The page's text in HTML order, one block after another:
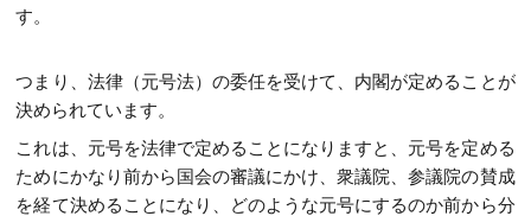
す。
つまり、法律（元号法）の委任を受けて、内閣が定めることが
決められています。
これは、元号を法律で定めることになりますと、元号を定める
ためにかなり前から国会の審議にかけ、衆議院、参議院の賛成
を経て決めることになり、どのような元号にするのか前から分